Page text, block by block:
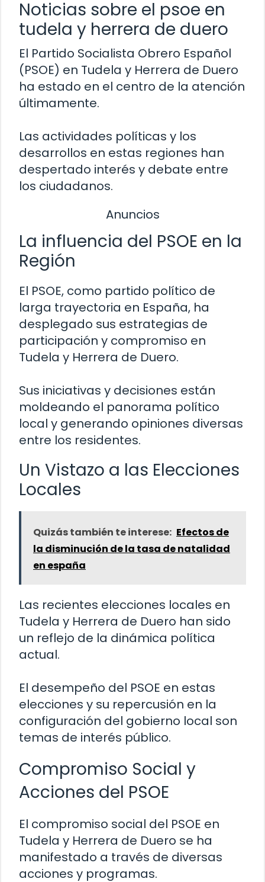
Noticias sobre el psoe en
tudela y herrera de duero
El Partido Socialista Obrero Español
(PSOE) en Tudela y Herrera de Duero
ha estado en el centro de la atención
últimamente.
Las actividades políticas y los
desarrollos en estas regiones han
despertado interés y debate entre
los ciudadanos.
Anuncios
La influencia del PSOE en la
Región
El PSOE, como partido político de
larga trayectoria en España, ha
desplegado sus estrategias de
participación y compromiso en
Tudela y Herrera de Duero.
Sus iniciativas y decisiones están
moldeando el panorama político
local y generando opiniones diversas
entre los residentes.
Un Vistazo a las Elecciones
Locales
Quizás también te interese: Efectos de
la disminución de la tasa de natalidad
en españa
Las recientes elecciones locales en
Tudela y Herrera de Duero han sido
un reflejo de la dinámica política
actual.
El desempeño del PSOE en estas
elecciones y su repercusión en la
configuración del gobierno local son
temas de interés público.
Compromiso Social y
Acciones del PSOE
El compromiso social del PSOE en
Tudela y Herrera de Duero se ha
manifestado a través de diversas
acciones y programas.